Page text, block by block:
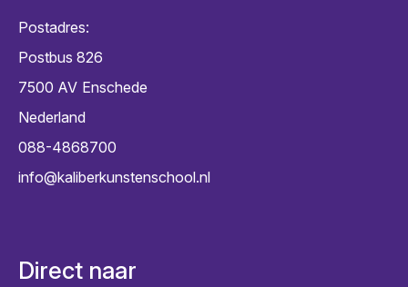
Postadres:
Postbus 826
7500 AV Enschede
Nederland
088-4868700
info@kaliberkunstenschool.nl
Direct naar